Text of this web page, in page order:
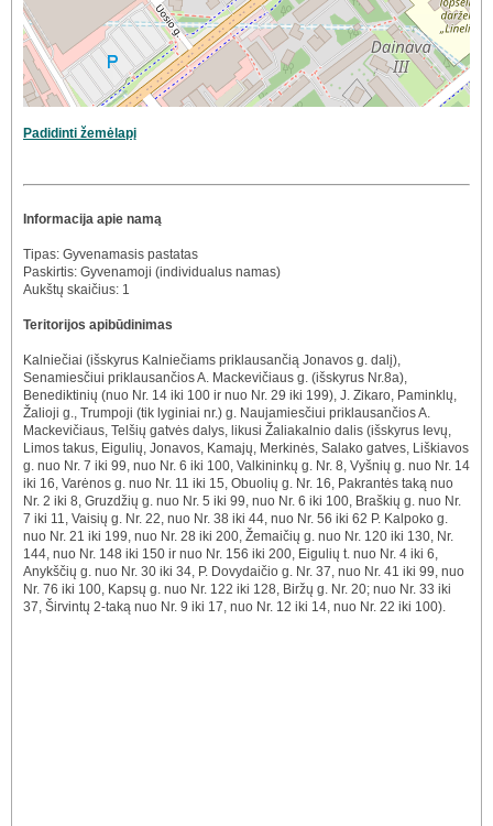
Padidinti žemėlapį
Informacija apie namą
Tipas: Gyvenamasis pastatas
Paskirtis: Gyvenamoji (individualus namas)
Aukštų skaičius: 1
Teritorijos apibūdinimas
Kalniečiai (išskyrus Kalniečiams priklausančią Jonavos g. dalį),
Senamiesčiui priklausančios A. Mackevičiaus g. (išskyrus Nr.8a),
Benediktinių (nuo Nr. 14 iki 100 ir nuo Nr. 29 iki 199), J. Zikaro, Paminklų,
Žalioji g., Trumpoji (tik lyginiai nr.) g. Naujamiesčiui priklausančios A.
Mackevičiaus, Telšių gatvės dalys, likusi Žaliakalnio dalis (išskyrus Ievų,
Limos takus, Eigulių, Jonavos, Kamajų, Merkinės, Salako gatves, Liškiavos
g. nuo Nr. 7 iki 99, nuo Nr. 6 iki 100, Valkininkų g. Nr. 8, Vyšnių g. nuo Nr. 14
iki 16, Varėnos g. nuo Nr. 11 iki 15, Obuolių g. Nr. 16, Pakrantės taką nuo
Nr. 2 iki 8, Gruzdžių g. nuo Nr. 5 iki 99, nuo Nr. 6 iki 100, Braškių g. nuo Nr.
7 iki 11, Vaisių g. Nr. 22, nuo Nr. 38 iki 44, nuo Nr. 56 iki 62 P. Kalpoko g.
nuo Nr. 21 iki 199, nuo Nr. 28 iki 200, Žemaičių g. nuo Nr. 120 iki 130, Nr.
144, nuo Nr. 148 iki 150 ir nuo Nr. 156 iki 200, Eigulių t. nuo Nr. 4 iki 6,
Anykščių g. nuo Nr. 30 iki 34, P. Dovydaičio g. Nr. 37, nuo Nr. 41 iki 99, nuo
Nr. 76 iki 100, Kapsų g. nuo Nr. 122 iki 128, Biržų g. Nr. 20; nuo Nr. 33 iki
37, Širvintų 2-taką nuo Nr. 9 iki 17, nuo Nr. 12 iki 14, nuo Nr. 22 iki 100).